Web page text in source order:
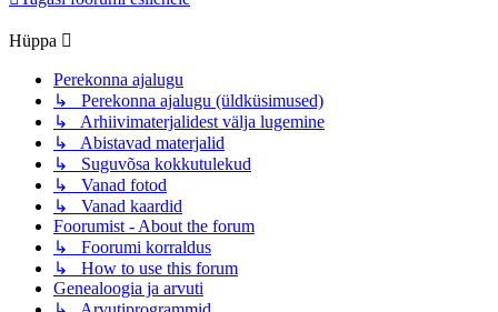
Hüppa
Perekonna ajalugu
↳ Perekonna ajalugu (üldküsimused)
↳ Arhiivimaterjalidest välja lugemine
↳ Abistavad materjalid
↳ Suguvõsa kokkutulekud
↳ Vanad fotod
↳ Vanad kaardid
Foorumist - About the forum
↳ Foorumi korraldus
↳ How to use this forum
Genealoogia ja arvuti